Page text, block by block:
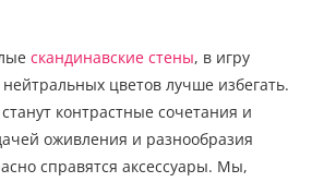
скандинавские стены, в игру
нейтральных цветов лучше избегать.
контрастные сочетания и
оживления и разнообразия
справятся аксессуары. Мы,